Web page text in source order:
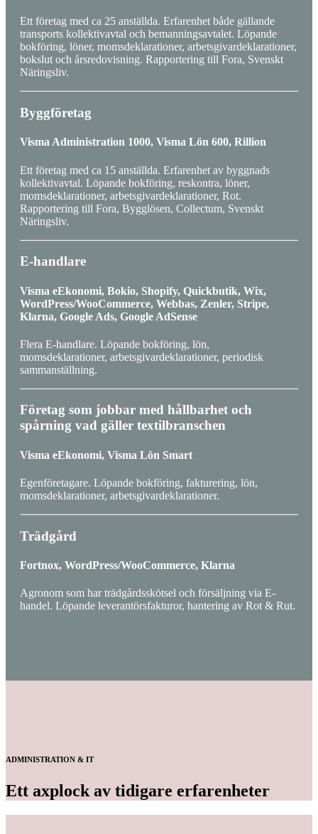
Ett företag med ca 25 anställda. Erfarenhet både gällande
transports kollektivavtal och bemanningsavtalet. Löpande
bokföring, löner, momsdeklarationer, arbetsgivardeklarationer,
bokslut och årsredovisning. Rapportering till Fora, Svenskt
Näringsliv.
Byggföretag
Visma Administration 1000, Visma Lön 600, Rillion
Ett företag med ca 15 anställda. Erfarenhet av byggnads
kollektivavtal. Löpande bokföring, reskontra, löner,
momsdeklarationer, arbetsgivardeklarationer, Rot.
Rapportering till Fora, Bygglösen, Collectum, Svenskt
Näringsliv.
E-handlare
Visma eEkonomi, Bokio, Shopify, Quickbutik, Wix,
WordPress/WooCommerce, Webbas, Zenler, Stripe,
Klarna, Google Ads, Google AdSense
Flera E-handlare. Löpande bokföring, lön,
momsdeklarationer, arbetsgivardeklarationer, periodisk
sammanställning.
Företag som jobbar med hållbarhet och
spårning vad gäller textilbranschen
Visma eEkonomi, Visma Lön Smart
Egenföretagare. Löpande bokföring, fakturering, lön,
momsdeklarationer, arbetsgivardeklarationer.
Trädgård
Fortnox, WordPress/WooCommerce, Klarna
Agronom som har trädgårdsskötsel och försäljning via E-
handel. Löpande leverantörsfakturor, hantering av Rot & Rut.
ADMINISTRATION & IT
Ett axplock av tidigare erfarenheter